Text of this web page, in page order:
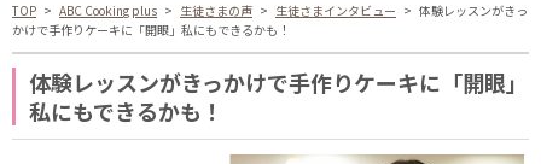
TOP ABC Cooking plus 生徒さまの声 生徒さまインタビュー
体験レッスンがきっ
かけで手作りケーキに「開眼」私にもできるかも！
体験レッスンがきっかけで手作りケーキに「開眼」
私にもできるかも！